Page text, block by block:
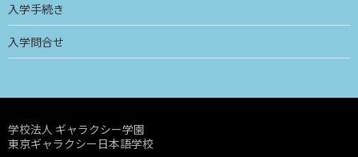
入学手続き
入学問合せ
学校法人 ギャラクシー学園
東京ギャラクシー日本語学校